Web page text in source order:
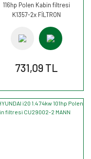
116hp Polen Kabin filtresi
K1357-2x FİLTRON
731,09 TL